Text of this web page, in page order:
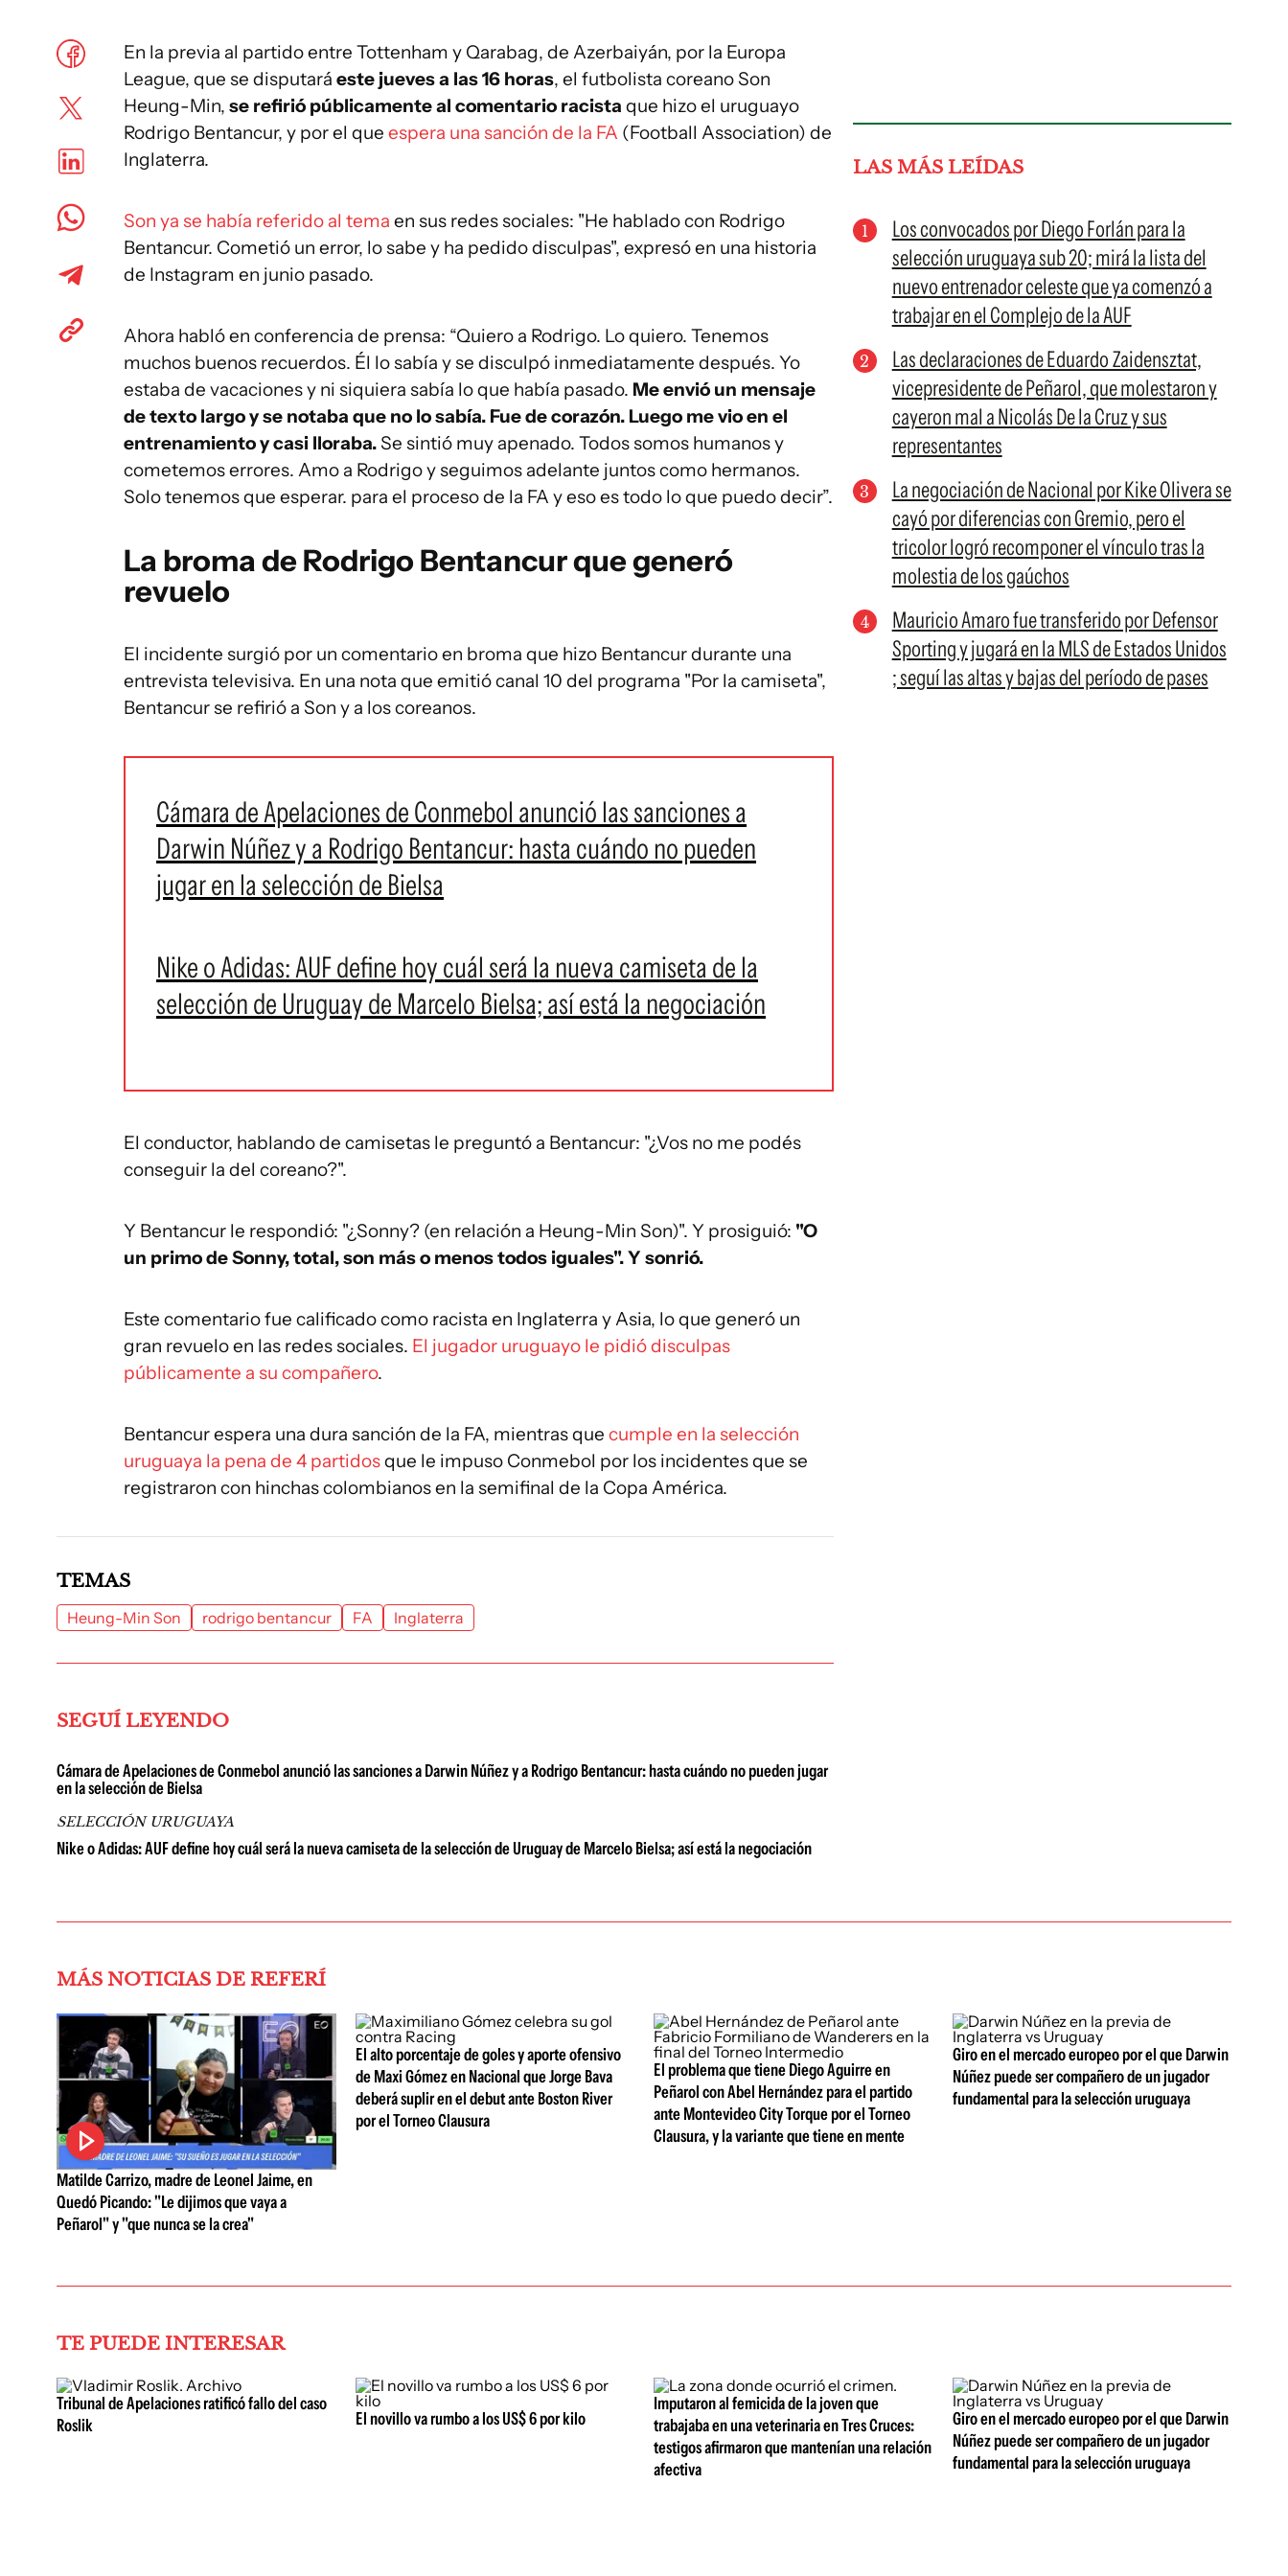
En la previa al partido entre Tottenham y Qarabag, de Azerbaiyán, por la Europa
League, que se disputará este jueves a las 16 horas, el futbolista coreano Son
Heung-Min, se refirió públicamente al comentario racista que hizo el uruguayo
Rodrigo Bentancur, y por el que espera una sanción de la FA (Football Association) de
Inglaterra.
Son ya se había referido al tema en sus redes sociales: "He hablado con Rodrigo
Bentancur. Cometió un error, lo sabe y ha pedido disculpas", expresó en una historia
de Instagram en junio pasado.
Ahora habló en conferencia de prensa: “Quiero a Rodrigo. Lo quiero. Tenemos
muchos buenos recuerdos. Él lo sabía y se disculpó inmediatamente después. Yo
estaba de vacaciones y ni siquiera sabía lo que había pasado. Me envió un mensaje
de texto largo y se notaba que no lo sabía. Fue de corazón. Luego me vio en el
entrenamiento y casi lloraba. Se sintió muy apenado. Todos somos humanos y
cometemos errores. Amo a Rodrigo y seguimos adelante juntos como hermanos.
Solo tenemos que esperar. para el proceso de la FA y eso es todo lo que puedo decir”.
La broma de Rodrigo Bentancur que generó
revuelo
El incidente surgió por un comentario en broma que hizo Bentancur durante una
entrevista televisiva. En una nota que emitió canal 10 del programa "Por la camiseta",
Bentancur se refirió a Son y a los coreanos.
Cámara de Apelaciones de Conmebol anunció las sanciones a
Darwin Núñez y a Rodrigo Bentancur: hasta cuándo no pueden
jugar en la selección de Bielsa
Nike o Adidas: AUF define hoy cuál será la nueva camiseta de la
selección de Uruguay de Marcelo Bielsa; así está la negociación
El conductor, hablando de camisetas le preguntó a Bentancur: "¿Vos no me podés
conseguir la del coreano?".
Y Bentancur le respondió: "¿Sonny? (en relación a Heung-Min Son)". Y prosiguió: "O
un primo de Sonny, total, son más o menos todos iguales". Y sonrió.
Este comentario fue calificado como racista en Inglaterra y Asia, lo que generó un
gran revuelo en las redes sociales. El jugador uruguayo le pidió disculpas
públicamente a su compañero.
Bentancur espera una dura sanción de la FA, mientras que cumple en la selección
uruguaya la pena de 4 partidosque le impuso Conmebol por los incidentes que se
registraron con hinchas colombianos en la semifinal de la Copa América.
LAS MÁS LEÍDAS
Los convocados por Diego Forlán para la
selección uruguaya sub 20; mirá la lista del
nuevo entrenador celeste que ya comenzó a
trabajar en el Complejo de la AUF
Las declaraciones de Eduardo Zaidensztat,
vicepresidente de Peñarol, que molestaron y
cayeron mal a Nicolás De la Cruz y sus
representantes
La negociación de Nacional por Kike Olivera se
cayó por diferencias con Gremio, pero el
tricolor logró recomponer el vínculo tras la
molestia de los gaúchos
Mauricio Amaro fue transferido por Defensor
Sporting y jugará en la MLS de Estados Unidos
; seguí las altas y bajas del período de pases
TEMAS
Heung-Min Son rodrigo bentancur FA Inglaterra
SEGUÍ LEYENDO
Cámara de Apelaciones de Conmebol anunció las sanciones a Darwin Núñez y a Rodrigo Bentancur: hasta cuándo no pueden jugar
en la selección de Bielsa
SELECCIÓN URUGUAYA
Nike o Adidas: AUF define hoy cuál será la nueva camiseta de la selección de Uruguay de Marcelo Bielsa; así está la negociación
MÁS NOTICIAS DE REFERÍ
Matilde Carrizo, madre de Leonel Jaime, en
Quedó Picando: "Le dijimos que vaya a
Peñarol" y "que nunca se la crea"
El alto porcentaje de goles y aporte ofensivo
de Maxi Gómez en Nacional que Jorge Bava
deberá suplir en el debut ante Boston River
por el Torneo Clausura
El problema que tiene Diego Aguirre en
Peñarol con Abel Hernández para el partido
ante Montevideo City Torque por el Torneo
Clausura, y la variante que tiene en mente
Giro en el mercado europeo por el que Darwin
Núñez puede ser compañero de un jugador
fundamental para la selección uruguaya
TE PUEDE INTERESAR
Tribunal de Apelaciones ratificó fallo del caso
Roslik
El novillo va rumbo a los US$ 6 por kilo
Imputaron al femicida de la joven que
trabajaba en una veterinaria en Tres Cruces:
testigos afirmaron que mantenían una relación
afectiva
Giro en el mercado europeo por el que Darwin
Núñez puede ser compañero de un jugador
fundamental para la selección uruguaya